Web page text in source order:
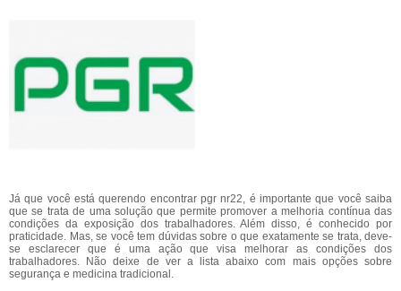
Já que você está querendo encontrar pgr nr22, é importante que você saiba
que se trata de uma solução que permite promover a melhoria contínua das
condições da exposição dos trabalhadores. Além disso, é conhecido por
praticidade. Mas, se você tem dúvidas sobre o que exatamente se trata, deve-
se esclarecer que é uma ação que visa melhorar as condições dos
trabalhadores. Não deixe de ver a lista abaixo com mais opções sobre
segurança e medicina tradicional.